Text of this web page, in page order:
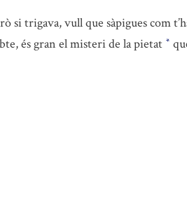
si trigava, vull que sàpigues com
és gran el misteri de la pietat *